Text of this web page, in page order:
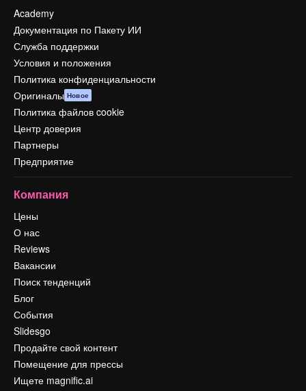
Academy
Документация по Пакету ИИ
Служба поддержки
Условия и положения
Политика конфиденциальности
Оригиналы Новое
Политика файлов cookie
Центр доверия
Партнеры
Предприятие
Компания
Цены
О нас
Reviews
Вакансии
Поиск тенденций
Блог
События
Slidesgo
Продайте свой контент
Помещение для прессы
Ищете magnific.ai